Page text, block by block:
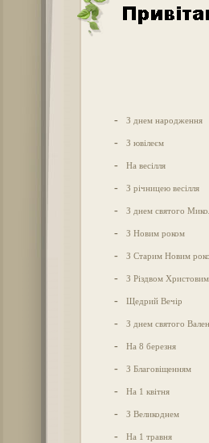
- З днем народження
- З ювілеєм
- На весілля
- З річницею весілля
- З днем святого
- З Новим роком
- З Старим Новим
- З Різдвом Христовим
- Щедрий Вечір
- З днем святого
- На 8 березня
- З Благовіщенням
- На 1 квітня
- З Великоднем
- На 1 травня